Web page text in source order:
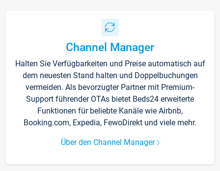
Channel Manager
Halten Sie Verfügbarkeiten und Preise automatisch auf
dem neuesten Stand halten und Doppelbuchungen
vermeiden. Als bevorzugter Partner mit Premium-
Support führender OTAs bietet Beds24 erweiterte
Funktionen für beliebte Kanäle wie Airbnb,
Booking.com, Expedia, FewoDirekt und viele mehr.
Über den Channel Manager